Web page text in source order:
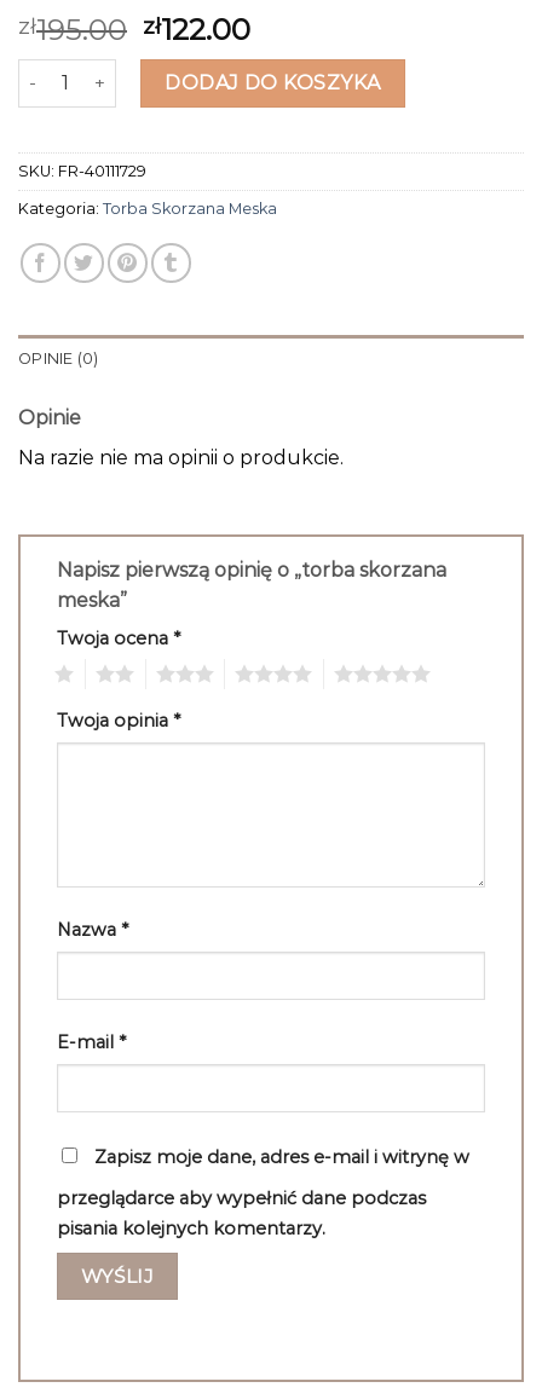
zł195.00 zł122.00
ilość torba skorzana meskaDODAJ DO KOSZYKA
SKU: FR-40111729
Kategoria: Torba Skorzana Meska
OPINIE (0)
Opinie
Na razie nie ma opinii o produkcie.
Napisz pierwszą opinię o „torba skorzana
meska”
Twoja ocena *
Twoja opinia *
Nazwa *
E-mail *
Zapisz moje dane, adres e-mail i witrynę w
przeglądarce aby wypełnić dane podczas
pisania kolejnych komentarzy.